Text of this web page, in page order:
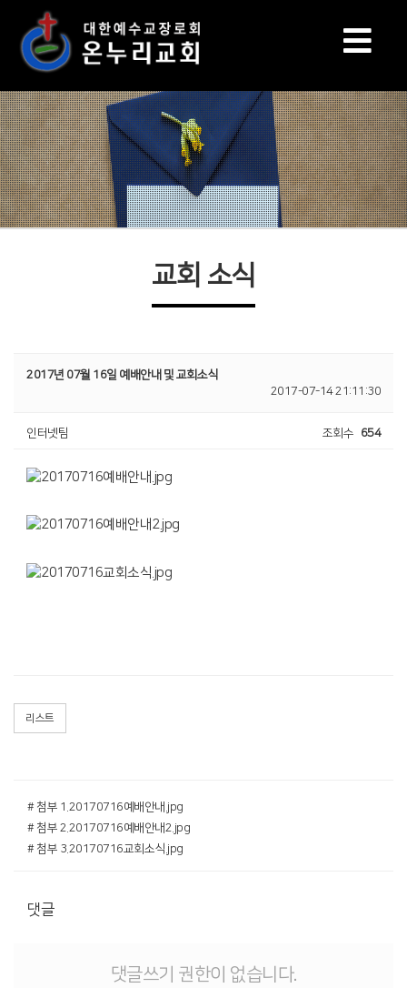
교회 소식
2017년 07월 16일 예배안내 및 교회소식
2017-07-14 21:11:30
인터넷팀 조회수 654
리스트
# 첨부 1.20170716예배안내.jpg
# 첨부 2.20170716예배안내2.jpg
# 첨부 3.20170716교회소식.jpg
댓글
댓글쓰기 권한이 없습니다.